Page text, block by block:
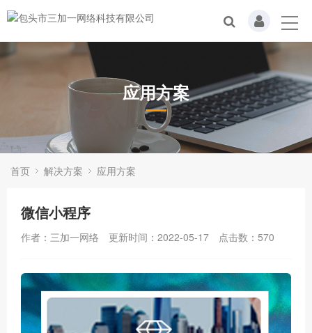
应用方案
首页 解决方案 应用方案
微信小程序
作者：三加一网络 更新时间：2022-05-17 点击数： 570